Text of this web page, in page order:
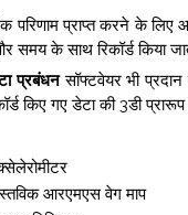
परिणाम प्राप्त करने के
समय के साथ रिकॉर्ड किया
प्रबंधनसॉफ्टवेयर भी
किए गए डेटा की 3डी
आरएमएस वेग माप